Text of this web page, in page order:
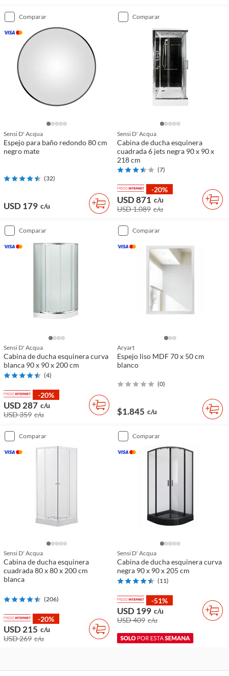
comparar
Sensi D' Acqua
Espejo para baño redondo 80 cm
negro mate
(32)
USD 179 c/u
comparar
Sensi D' Acqua
Cabina de ducha esquinera
cuadrada 6 jets negra 90 x 90 x
218 cm
(7)
-20%
USD 871 c/u
USD 1.089 c/u
comparar
Sensi D' Acqua
Cabina de ducha esquinera curva
blanca 90 x 90 x 200 cm
(4)
-20%
USD 287 c/u
USD 359 c/u
comparar
Aryart
Espejo liso MDF 70 x 50 cm
blanco
(0)
$1.845 c/u
comparar
Sensi D' Acqua
Cabina de ducha esquinera
cuadrada 80 x 80 x 200 cm
blanca
(206)
-20%
USD 215 c/u
USD 269 c/u
comparar
Sensi D' Acqua
Cabina de ducha esquinera curva
negra 90 x 90 x 205 cm
(11)
-51%
USD 199 c/u
USD 409 c/u